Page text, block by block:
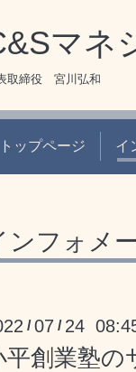
マネ
取締役 宮川弘和
トップページ イ
ンフォメ
/07 / 24
平創業塾の